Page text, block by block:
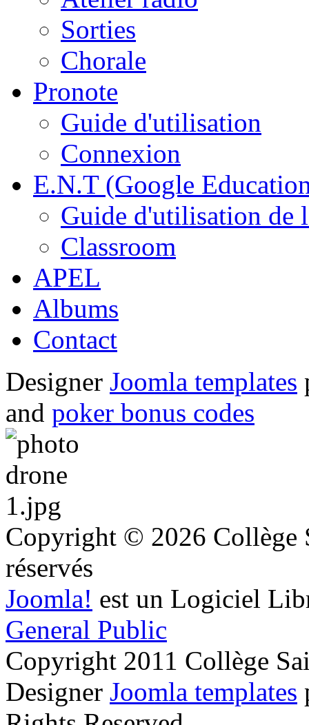
Sorties
Chorale
Pronote
Guide d'utilisation
Connexion
E.N.T (Google
Guide d'utilisation de
Classroom
APEL
Albums
Contact
Designer Joomla templates
and poker bonus codes
Copyright © 2026 Collège
réservés
Joomla! est un Logiciel
General Public
Copyright 2011 Collège
Designer Joomla templates